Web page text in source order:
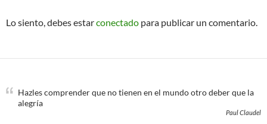
Lo siento, debes estarconectado para publicar un comentario.
Hazles comprender que no tienen en el mundo otro deber que la
alegría
Paul Claudel